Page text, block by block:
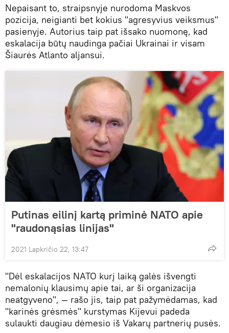
Nepaisant to, straipsnyje nurodoma Maskvos
pozicija, neigianti bet kokius "agresyvius veiksmus"
pasienyje. Autorius taip pat išsako nuomonę, kad
eskalacija būtų naudinga pačiai Ukrainai ir visam
Šiaurės Atlanto aljansui.
Putinas eilinį kartą priminė NATO apie
"raudonąsias linijas"
2021 Lapkričio 22, 13:47
"Dėl eskalacijos NATO kurį laiką galės išvengti
nemalonių klausimų apie tai, ar ši organizacija
neatgyveno", — rašo jis, taip pat pažymėdamas, kad
"karinės grėsmės" kurstymas Kijevui padeda
sulaukti daugiau dėmesio iš Vakarų partnerių pusės.